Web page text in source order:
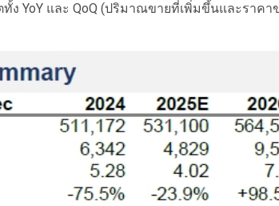
ง YoY และ QoQ (ปริมาณขายที่เพิ่มขึ้นและราคา